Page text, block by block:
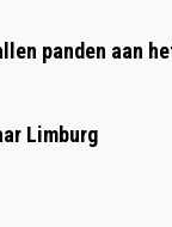
panden aan
Limburg